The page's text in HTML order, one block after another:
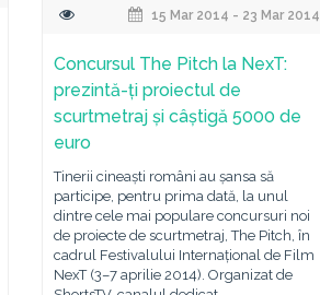
15 Mar 2014 - 23 Mar 2014
Concursul The Pitch la NexT:
prezintă-ți proiectul de
scurtmetraj și câștigă 5000 de
euro
Tinerii cineaști români au șansa să
participe, pentru prima dată, la unul
dintre cele mai populare concursuri noi
de proiecte de scurtmetraj, The Pitch, în
cadrul Festivalului Internațional de Film
NexT (3–7 aprilie 2014). Organizat de